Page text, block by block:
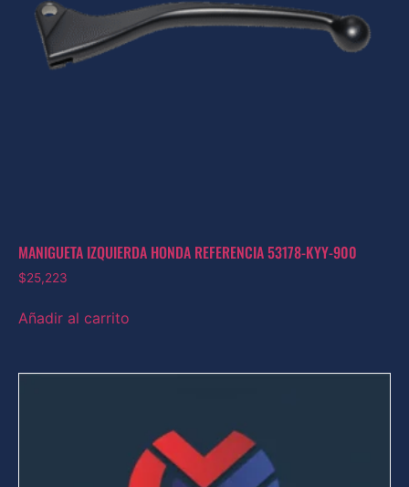
MANIGUETA IZQUIERDA HONDA REFERENCIA 53178-KYY-900
$25,223
Añadir al carrito